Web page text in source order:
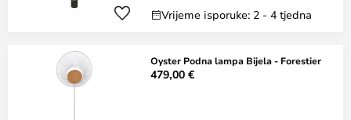
Vrijeme isporuke: 2 - 4 tjedna
Oyster Podna lampa Bijela - Forestier
479,00 €